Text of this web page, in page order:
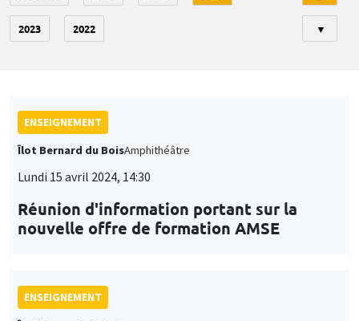
2023 2022 ▼
ENSEIGNEMENT
Îlot Bernard du BoisAmphithéâtre
Lundi 15 avril 2024, 14:30
Réunion d'information portant sur la
nouvelle offre de formation AMSE
ENSEIGNEMENT